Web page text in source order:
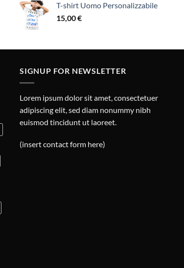
T-shirt Uomo Personalizzabile
15,00€
SIGNUP FOR NEWSLETTER
Lorem ipsum dolor sit amet, consectetuer
adipiscing elit, sed diam nonummy nibh
euismod tincidunt ut laoreet.
(insert contact form here)